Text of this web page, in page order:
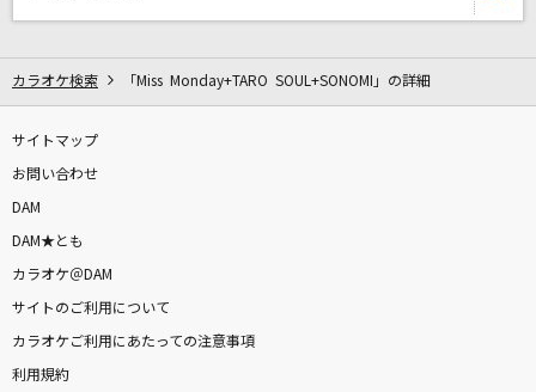
Mrs. GREEN APPLE
[生音]世田谷ラブストーリー
世界中の誰よりきっと
中山美穂&WANDS
カラオケ検索 「Miss Monday+TARO SOUL+SONOMI」の詳細
サイトマップ
お問い合わせ
DAM
DAM★とも
カラオケ＠DAM
サイトのご利用について
カラオケご利用にあたっての注意事項
利用規約